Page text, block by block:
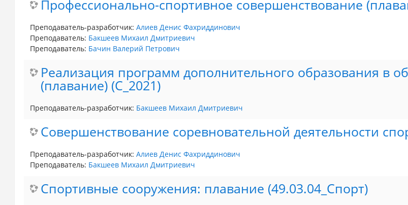
Профессионально-спортивное совершенствование
Преподаватель-разработчик: Алиев Денис Фахриддинович
Преподаватель: Бакшеев Михаил Дмитриевич
Преподаватель: Бачин Валерий Петрович
Реализация программ дополнительного образования в
(плавание) (С_2021)
Преподаватель-разработчик: Бакшеев Михаил Дмитриевич
Совершенствование соревновательной деятельности
Преподаватель-разработчик: Алиев Денис Фахриддинович
Преподаватель: Бакшеев Михаил Дмитриевич
Спортивные сооружения: плавание (49.03.04_Спорт)